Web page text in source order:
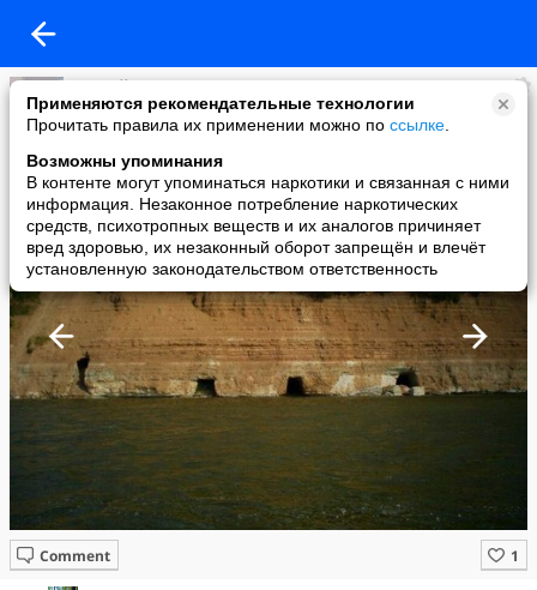
Применяются рекомендательные технологии
Прочитать правила их применении можно по ссылке
Возможны упоминания
В контенте могут упоминаться наркотики и связанная с ними
информация. Незаконное потребление наркотических
средств, психотропных веществ и их аналогов причиняет
вред здоровью, их незаконный оборот запрещён и влечёт
установленную законодательством ответственность
Андрей
added a photo
13 Nov в 21:30
Comment